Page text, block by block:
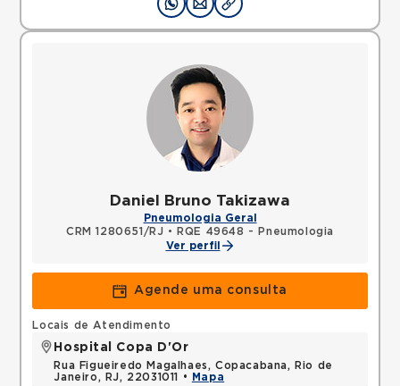
Daniel Bruno Takizawa
Pneumologia Geral
CRM 1280651/RJ •
RQE 49648 - Pneumologia
Ver perfil
Agende uma consulta
Locais de Atendimento
Hospital Copa D'Or
Rua Figueiredo Magalhaes, Copacabana, Rio de
Janeiro, RJ, 22031011 •
Mapa